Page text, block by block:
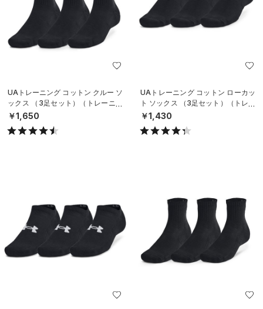
UAトレーニング コットン クルー ソ
ックス （3足セット）（トレーニン
グ/UNISEX）
￥1,650
UAトレーニング コットン ローカッ
ト ソックス （3足セット）（トレー
ニング/UNISEX）
￥1,430